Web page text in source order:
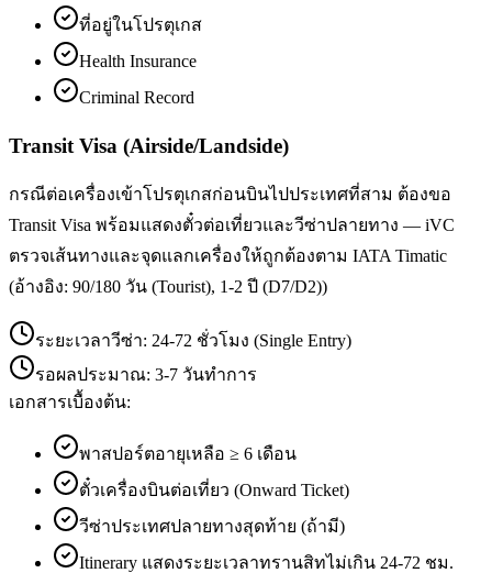
ที่อยู่ในโปรตุเกส
Health Insurance
Criminal Record
Transit Visa (Airside/Landside)
กรณีต่อเครื่องเข้าโปรตุเกสก่อนบินไปประเทศที่สาม ต้องขอ
Transit Visa พร้อมแสดงตั๋วต่อเที่ยวและวีซ่าปลายทาง — iVC
ตรวจเส้นทางและจุดแลกเครื่องให้ถูกต้องตาม IATA Timatic
(อ้างอิง: 90/180 วัน (Tourist), 1-2 ปี (D7/D2))
ระยะเวลาวีซ่า: 24-72 ชั่วโมง (Single Entry)
รอผลประมาณ: 3-7 วันทำการ
เอกสารเบื้องต้น:
พาสปอร์ตอายุเหลือ ≥ 6 เดือน
ตั๋วเครื่องบินต่อเที่ยว (Onward Ticket)
วีซ่าประเทศปลายทางสุดท้าย (ถ้ามี)
Itinerary แสดงระยะเวลาทรานสิทไม่เกิน 24-72 ชม.